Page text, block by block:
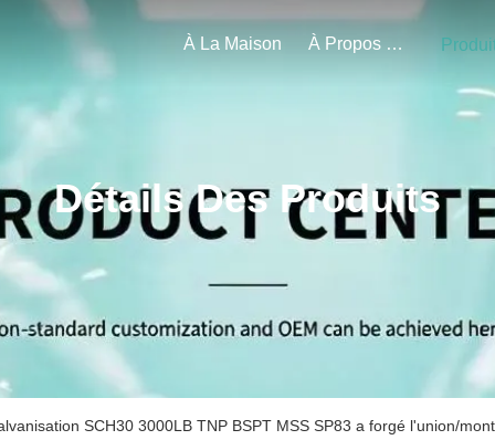
À La Maison À Propos De Nous
Détails Des Produits
SCH30 3000LB TNP BSPT MSS SP83 a forgé l'union/